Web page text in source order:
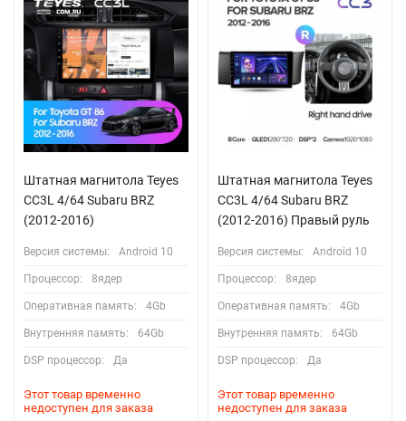
Штатная магнитола Teyes
CC3L 4/64 Subaru BRZ
(2012-2016)
Версия системы: Android 10
Процессор: 8ядер
Оперативная память: 4Gb
Внутренняя память: 64Gb
DSP процессор: Да
Этот товар временно
недоступен для заказа
Штатная магнитола Teyes
CC3L 4/64 Subaru BRZ
(2012-2016) Правый руль
Версия системы: Android 10
Процессор: 8ядер
Оперативная память: 4Gb
Внутренняя память: 64Gb
DSP процессор: Да
Этот товар временно
недоступен для заказа